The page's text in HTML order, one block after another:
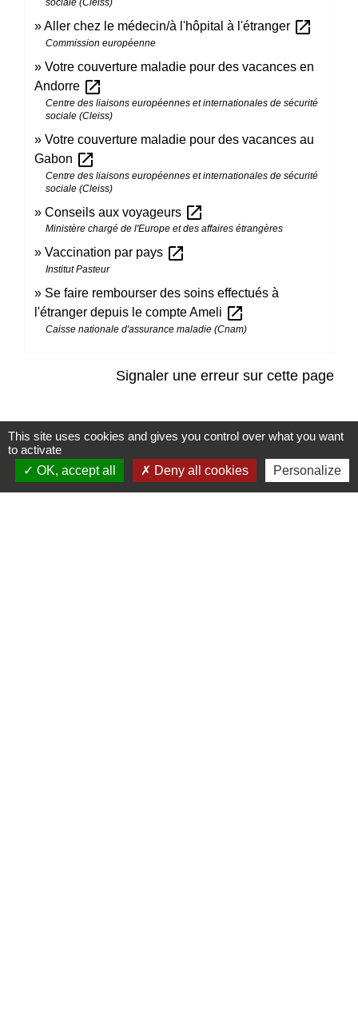
sociale (Cleiss)
Aller chez le médecin/à l'hôpital à l'étranger open_in_new
Commission européenne
Votre couverture maladie pour des vacances en
Andorre open_in_new
Centre des liaisons européennes et internationales de sécurité
sociale (Cleiss)
Votre couverture maladie pour des vacances au
Gabon open_in_new
Centre des liaisons européennes et internationales de sécurité
sociale (Cleiss)
Conseils aux voyageurs open_in_new
Ministère chargé de l'Europe et des affaires étrangères
Vaccination par pays open_in_new
Institut Pasteur
Se faire rembourser des soins effectués à
l'étranger depuis le compte Ameli open_in_new
Caisse nationale d'assurance maladie (Cnam)
Signaler une erreur sur cette page
Contacts
This site uses cookies and gives you control over what you want
to activate
OK, accept all
Deny all cookies Personalize